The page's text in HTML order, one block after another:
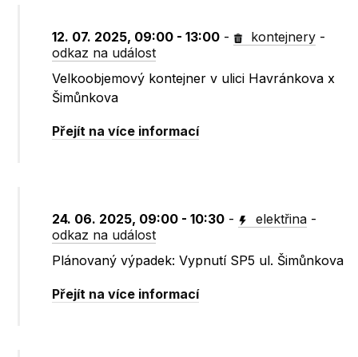
12. 07. 2025, 09:00 - 13:00 - kontejnery -
odkaz na událost
Velkoobjemový kontejner v ulici Havránkova x
Šimůnkova
Přejít na více informací
24. 06. 2025, 09:00 - 10:30 - elektřina -
odkaz na událost
Plánovaný výpadek: Vypnutí SP5 ul. Šimůnkova
Přejít na více informací